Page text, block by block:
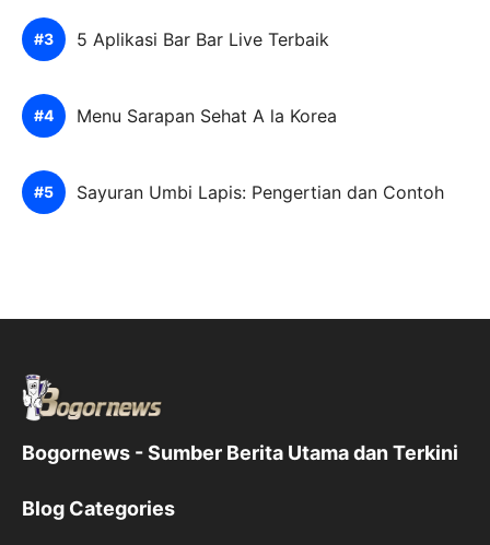
5 Aplikasi Bar Bar Live Terbaik
Menu Sarapan Sehat A la Korea
Sayuran Umbi Lapis: Pengertian dan Contoh
Bogornews - Sumber Berita Utama dan Terkini
Blog Categories